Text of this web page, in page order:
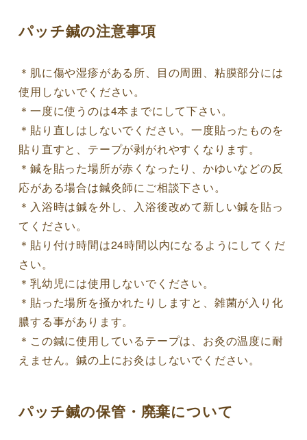
パッチ鍼の注意事項
＊肌に傷や湿疹がある所、目の周囲、粘膜部分には
使用しないでください。
＊一度に使うのは4本までにして下さい。
＊貼り直しはしないでください。一度貼ったものを
貼り直すと、テープが剥がれやすくなります。
＊鍼を貼った場所が赤くなったり、かゆいなどの反
応がある場合は鍼灸師にご相談下さい。
＊入浴時は鍼を外し、入浴後改めて新しい鍼を貼っ
てください。
＊貼り付け時間は24時間以内になるようにしてくだ
さい。
＊乳幼児には使用しないでください。
＊貼った場所を掻かれたりしますと、雑菌が入り化
膿する事があります。
＊この鍼に使用しているテープは、お灸の温度に耐
えません。鍼の上にお灸はしないでください。
パッチ鍼の保管・廃棄について